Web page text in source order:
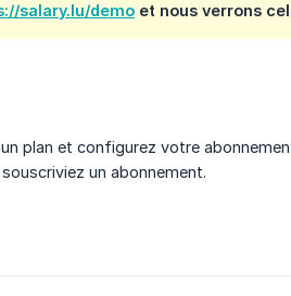
salary.lu/demo et nous verrons
plan et configurez votre
un abonnement.